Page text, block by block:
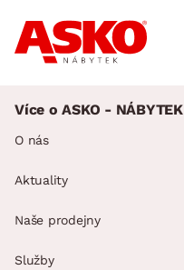
Více o ASKO - NÁBYTEK
O nás
Aktuality
Naše prodejny
Služby